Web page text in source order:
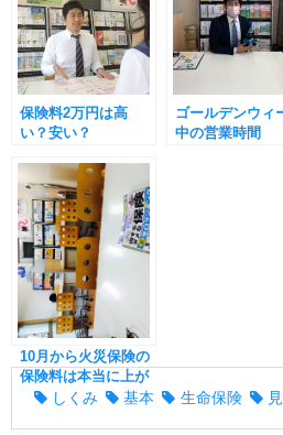
保険料2万円は高
い？安い？
ゴールデンウィ
中の営業時間
10月から火災保険の
保険料は本当に上が
る？ しくみ 基本 生命保険